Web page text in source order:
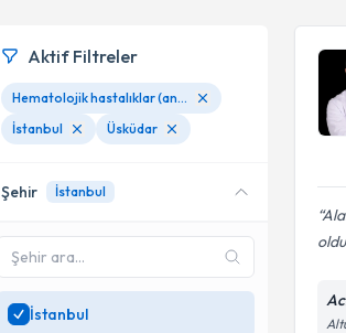
Aktif Filtreler
Hematolojik hastalıklar (anemi, vitamin eksiklikleri, pıhtılaşma bozuklukları)
İstanbul
Üsküdar
Şehir İstanbul
İstanbul